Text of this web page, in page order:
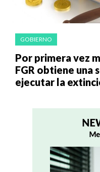
GOBIERNO
Por primera vez
FGR obtiene una
ejecutar la